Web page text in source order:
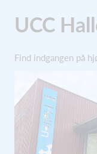
UCC
Find indgangen på